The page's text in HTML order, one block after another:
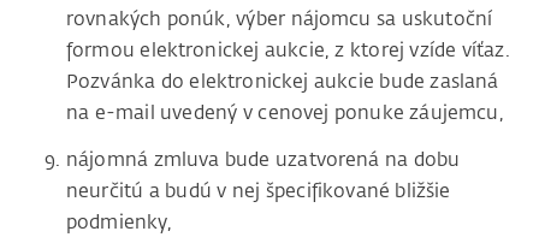
rovnakých ponúk, výber nájomcu sa uskutoční
formou elektronickej aukcie, z ktorej vzíde víťaz.
Pozvánka do elektronickej aukcie bude zaslaná
na e-mail uvedený v cenovej ponuke záujemcu,
nájomná zmluva bude uzatvorená na dobu
neurčitú a budú v nej špecifikované bližšie
podmienky,